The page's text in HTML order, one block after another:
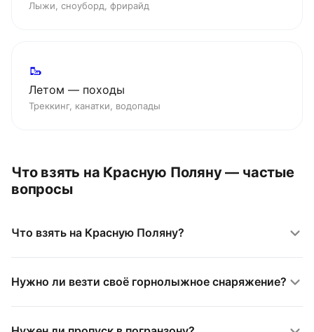
Лыжи, сноуборд, фрирайд
🥾
Летом — походы
Треккинг, канатки, водопады
Что взять на Красную Поляну — частые
вопросы
Что взять на Красную Поляну?
Нужно ли везти своё горнолыжное снаряжение?